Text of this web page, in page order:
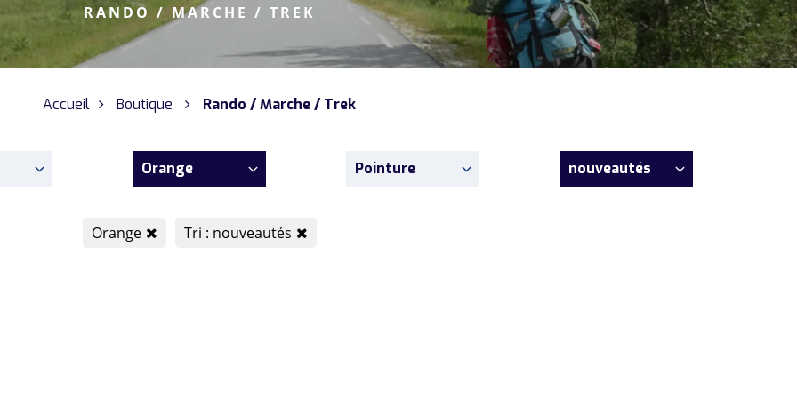
RANDO / MARCHE / TREK
Accueil Boutique Rando / Marche / Trek
Orange Pointure nouveautés
Orange Tri : nouveautés